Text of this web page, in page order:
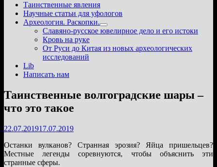
Таинственные явления
Научные статьи для уфологов
Археология. Раскопки.
Показать
подменю
Славяно-русское ювелирное дело и его истоки
Кровь на руке
От Руси до Китая из новых археологических
исследований
Lib
Написать нам
Таинственные волгоградские шары –
что это такое
22.07.201917.07.2019
Останки вулканов? Странная эрозия? Яйца пришельцев?
Местные легенды соревнуются, чтобы объяснить эти
странные сферы.